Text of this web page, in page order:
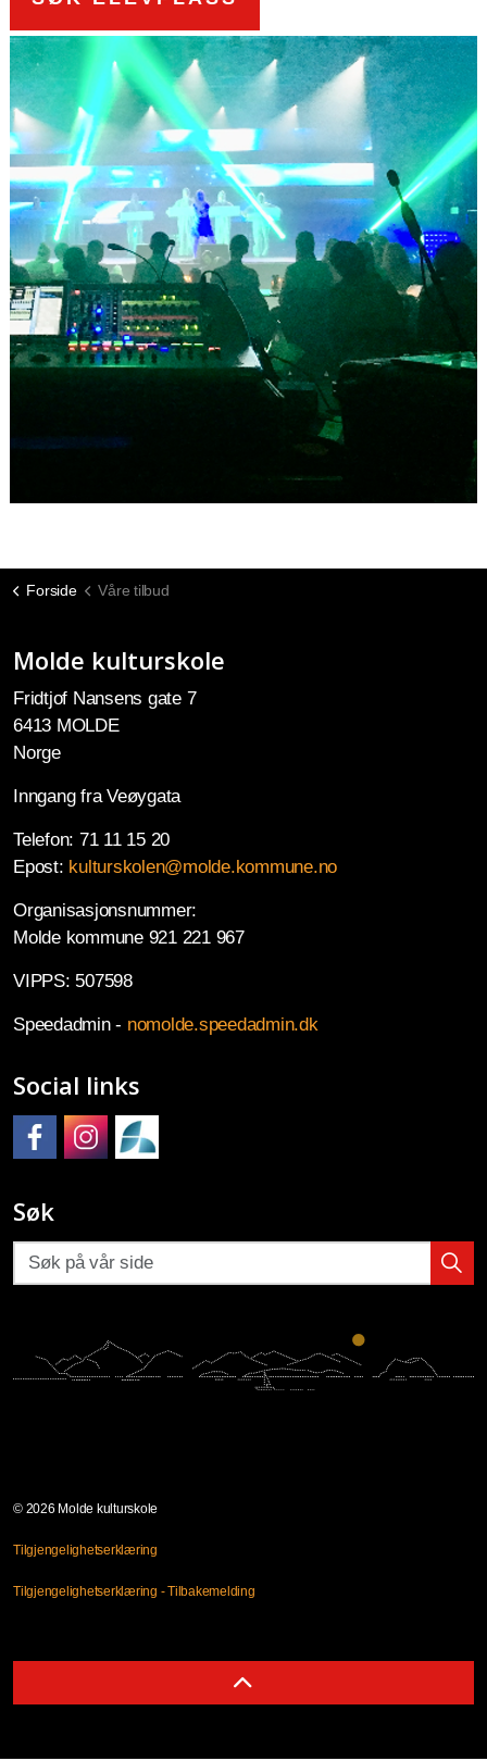
Forside Våre tilbud
Molde kulturskole
Fridtjof Nansens gate 7
6413 MOLDE
Norge
Inngang fra Veøygata
Telefon: 71 11 15 20
Epost: kulturskolen@molde.kommune.no
Organisasjonsnummer:
Molde kommune 921 221 967
VIPPS: 507598
Speedadmin - nomolde.speedadmin.dk
Social links
Søk
© 2026 Molde kulturskole
Tilgjengelighetserklæring
Tilgjengelighetserklæring - Tilbakemelding